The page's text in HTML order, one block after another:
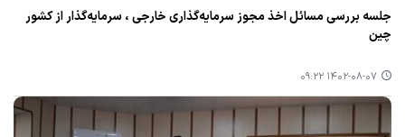
جلسه بررسی مسائل اخذ مجوز سرمایه‌گذاری خارجی ، سرمایه‌گذار از كشور
چین
۱۴۰۲-۰۸-۰۷ ۰۹:۲۲